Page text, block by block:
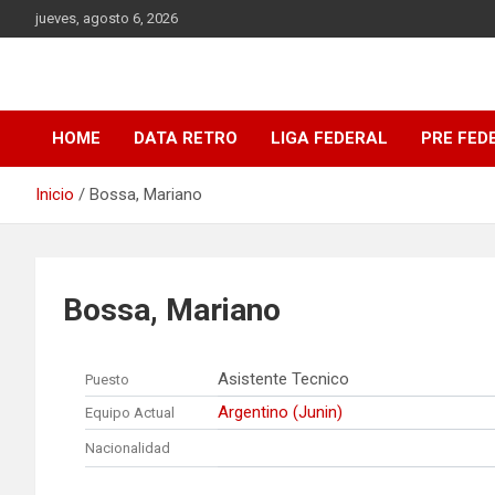
Saltar
al
jueves, agosto 6, 2026
DATA Basquet
HOME DATA RETRO LIGA FEDERAL PRE
Inicio Bossa, Mariano
Bossa, Mariano
Puesto Asistente Tecnico
Equipo Actual Argentino (Junin)
Nacionalidad